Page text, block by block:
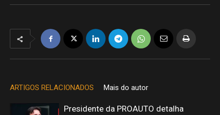
ARTIGOS RELACIONADOS Mais do autor
Presidente da PROAUTO detalha